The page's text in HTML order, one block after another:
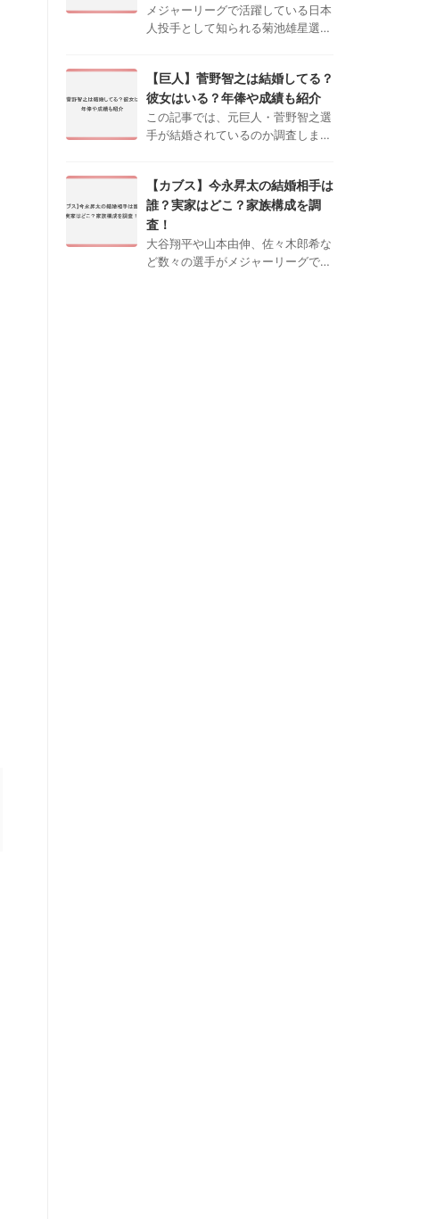
メジャーリーグで活躍している日本
人投手として知られる菊池雄星選手
いう声が上がっており、プライベー
トにも注目が集まっています。 本
記事では …
【巨人】菅野智之は結婚してる？
彼女はいる？年俸や成績も紹介
この記事では、元巨人・菅野智之選
手が結婚されているのか調査しまし
野球。今シーズンも自身の好きなチ
ームを応援するために現地の球場に
見に行く …
【カブス】今永昇太の結婚相手は
誰？実家はどこ？家族構成を調
査！
大谷翔平や山本由伸、佐々木郎希な
ど数々の選手がメジャーリーグで活